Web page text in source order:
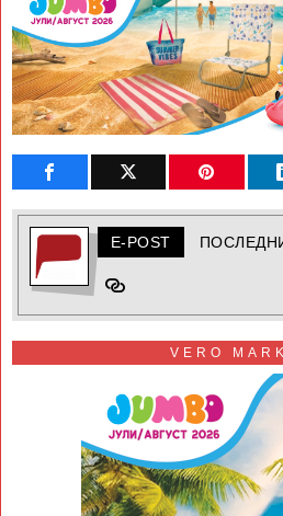
E-POST
VERO